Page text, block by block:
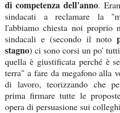
di competenza dell'anno.
sindacati a reclamare la
l'abbiamo chiesta noi proprio
sindacali e (secondo il noto
stagno) ci sono corsi un po'
quella è giustificata perché è
terra" a fare da megafono alla
di lavoro, teorizzando che
prima firmare tutte le
opera di persuasione sui